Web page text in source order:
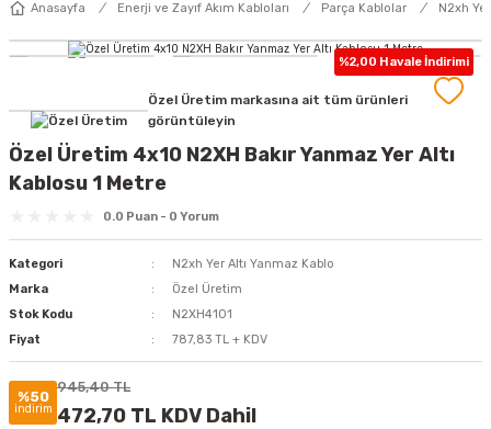
Anasayfa Enerji ve Zayıf Akım Kabloları Parça Kablolar N2xh
%2,00 Havale İndirimi
Özel Üretim markasına ait tüm ürünleri
görüntüleyin
Özel Üretim 4x10 N2XH Bakır Yanmaz Yer Altı
Kablosu 1 Metre
0.0 Puan - 0 Yorum
Kategori
N2xh Yer Altı Yanmaz Kablo
Marka
Özel Üretim
Stok Kodu
N2XH4101
Fiyat
787,83 TL + KDV
%50
indirim
945,40 TL
472,70 TL KDV Dahil